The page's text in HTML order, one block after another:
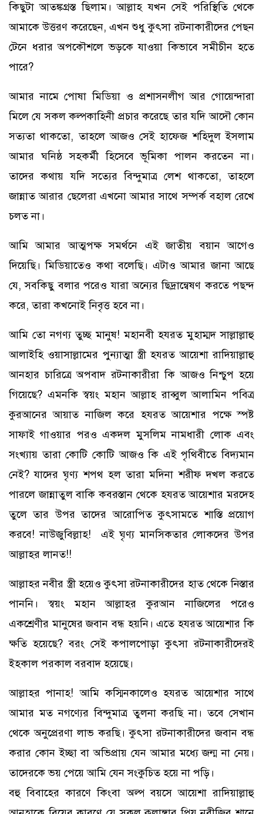
কিছুটা আতঙ্কগ্রস্ত ছিলাম। আল্লাহ যখন সেই পরিস্থিতি থেকে
আমাকে উত্তরণ করেছেন, এখন শুধু কুৎসা রটনাকারীদের পেছন
টেনে ধরার অপকৌশলে ভড়কে যাওয়া কিভাবে সমীচীন হতে
পারে?
আমার নামে পোষা মিডিয়া ও প্রশাসনলীগ আর গোয়েন্দারা
মিলে যে সকল কল্পকাহিনী প্রচার করেছে তার যদি আদৌ কোন
সত্যতা থাকতো, তাহলে আজও সেই হাফেজ শহিদুল ইসলাম
আমার ঘনিষ্ঠ সহকর্মী হিসেবে ভূমিকা পালন করতেন না।
তাদের কথায় যদি সত্যের বিন্দুমাত্র লেশ থাকতো, তাহলে
জান্নাত আরার ছেলেরা এখনো আমার সাথে সম্পর্ক বহাল রেখে
চলত না।
আমি আমার আত্মপক্ষ সমর্থনে এই জাতীয় বয়ান আগেও
দিয়েছি। মিডিয়াতেও কথা বলেছি। এটাও আমার জানা আছে
যে, সবকিছু বলার পরেও যারা অন্যের ছিদ্রান্বেষণ করতে পছন্দ
করে, তারা কখনোই নিবৃত্ত হবে না।
আমি তো নগণ্য তুচ্ছ মানুষ! মহানবী হযরত মুহাম্মদ সাল্লাল্লাহু
আলাইহি ওয়াসাল্লামের পুন্যাত্মা স্ত্রী হযরত আয়েশা রাদিয়াল্লাহু
আনহার চারিত্রে অপবাদ রটনাকারীরা কি আজও নিশ্চুপ হয়ে
গিয়েছে? এমনকি স্বয়ং মহান আল্লাহ রাব্বুল আলামিন পবিত্র
কুরআনের আয়াত নাজিল করে হযরত আয়েশার পক্ষে স্পষ্ট
সাফাই গাওয়ার পরও একদল মুসলিম নামধারী লোক এবং
সংখ্যায় তারা কোটি কোটি আজও কি এই পৃথিবীতে বিদ্যমান
নেই? যাদের ঘৃণ্য শপথ হল তারা মদিনা শরীফ দখল করতে
পারলে জান্নাতুল বাকি কবরস্তান থেকে হযরত আয়েশার মরদেহ
তুলে তার উপর তাদের আরোপিত কুৎসামতে শাস্তি প্রয়োগ
করবে! নাউজুবিল্লাহ! এই ঘৃণ্য মানসিকতার লোকদের উপর
আল্লাহর লানত!!
আল্লাহর নবীর স্ত্রী হয়েও কুৎসা রটনাকারীদের হাত থেকে নিস্তার
পাননি। স্বয়ং মহান আল্লাহর কুরআন নাজিলের পরেও
একশ্রেণীর মানুষের জবান বন্ধ হয়নি। এতে হযরত আয়েশার কি
ক্ষতি হয়েছে? বরং সেই কপালপোড়া কুৎসা রটনাকারীদেরই
ইহকাল পরকাল বরবাদ হয়েছে।
আল্লাহর পানাহ! আমি কস্মিনকালেও হযরত আয়েশার সাথে
আমার মত নগণ্যের বিন্দুমাত্র তুলনা করছি না। তবে সেখান
থেকে অনুপ্রেরণা লাভ করছি। কুৎসা রটনাকারীদের জবান বন্ধ
করার কোন ইচ্ছা বা অভিপ্রায় যেন আমার মধ্যে জন্ম না নেয়।
তাদেরকে ভয় পেয়ে আমি যেন সংকুচিত হয়ে না পড়ি।
বহু বিবাহের কারণে কিংবা অল্প বয়সে আয়েশা রাদিয়াল্লাহু